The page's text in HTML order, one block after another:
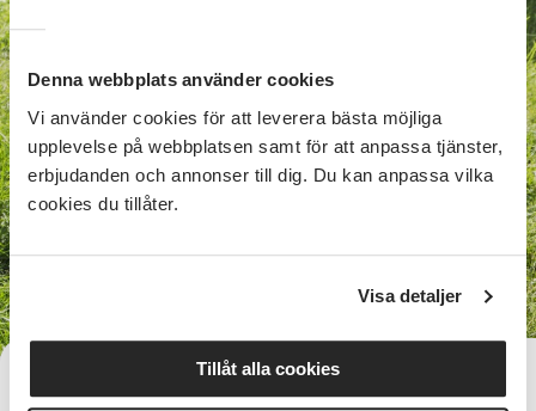
Denna webbplats använder cookies
Vi använder cookies för att leverera bästa möjliga
upplevelse på webbplatsen samt för att anpassa tjänster,
erbjudanden och annonser till dig. Du kan anpassa vilka
cookies du tillåter.
Visa detaljer
Tillåt alla cookies
Hälsospåret